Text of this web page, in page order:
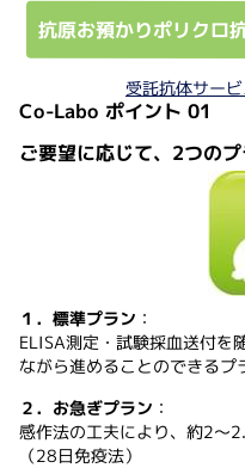
抗原お預かりポリクロ
受託抗体サー
Co-Labo ポイント 01
ご要望に応じて、2つの
１．標準プラン ：
ELISA測定・試験採血送付を
ながら進めることのできるプ
２．お急ぎプラン ：
感作法の工夫により、約2～
（28日免疫法）